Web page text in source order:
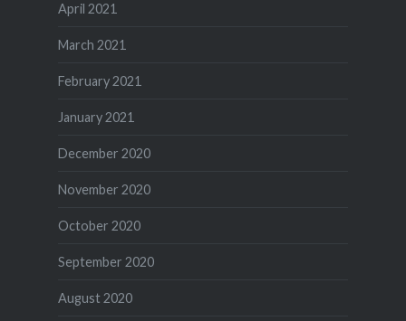
April 2021
March 2021
February 2021
January 2021
December 2020
November 2020
October 2020
September 2020
August 2020